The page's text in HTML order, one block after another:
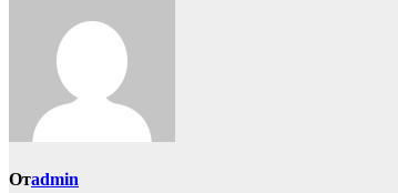
Отadmin